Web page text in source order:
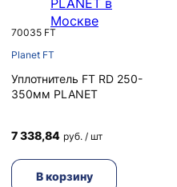
70035 FT
Planet FT
Уплотнитель FT RD 250-
350мм PLANET
7 338,84 руб. / шт
В корзину